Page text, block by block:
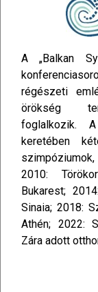
A „Balkan
régészeti
örökség
foglalkozik.
keretében
2010:
Bukarest;
Sinaia; 2018:
Athén; 2022:
Zára adott